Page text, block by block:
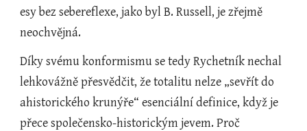
esy bez sebereflexe, jako byl B. Russell, je zřejmě
neochvějná.
Díky svému konformismu se tedy Rychetník nechal
lehkovážně přesvědčit, že totalitu nelze „sevřít do
ahistorického krunýře“ esenciální definice, když je
přece společensko-historickým jevem. Proč